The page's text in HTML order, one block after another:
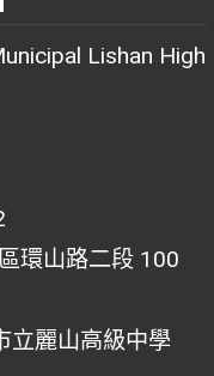
Lishan High
環山路二段 100
立麗山高級中學